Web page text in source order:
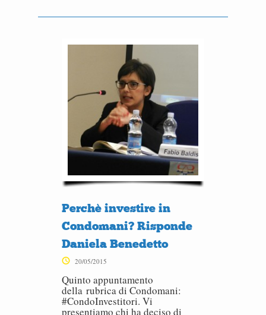
Perchè investire in
Condomani? Risponde
Daniela Benedetto
20/05/2015
Quinto appuntamento
della rubrica di Condomani:
#CondoInvestitori. Vi
presentiamo chi ha deciso di